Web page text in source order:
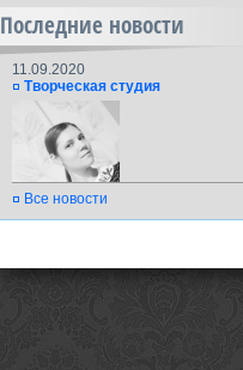
Последние новости
11.09.2020
Творческая студия
Все новости